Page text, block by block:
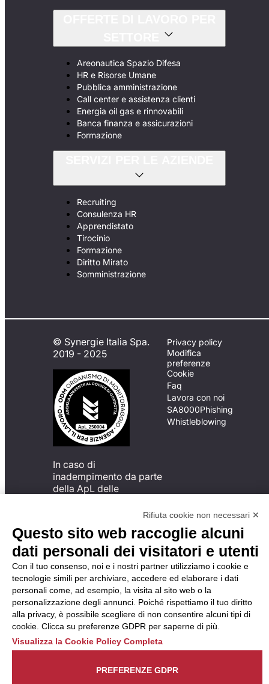
Areonautica Spazio Difesa
HR e Risorse Umane
Pubblica amministrazione
Call center e assistenza clienti
Energia oil gas e rinnovabili
Banca finanza e assicurazioni
Formazione
Recruiting
Consulenza HR
Apprendistato
Tirocinio
Formazione
Diritto Mirato
Somministrazione
© Synergie Italia Spa.
2019 - 2025
In caso di
inadempimento da parte
della ApL delle
del Codice di Condotta, è
possibile presentare un
reclamo
all’Organismo di
Monitoraggio utilizzando
una delle modalità
descritte al seguente
indirizzo web
https://odm-
agenzielavoro.it/reclami/ .
Privacy policy
Modifica
preferenze
Cookie
Faq
Lavora con noi
SA8000Phishing
Whistleblowing
Rifiuta cookie non necessari ✕
Questo sito web raccoglie alcuni
dati personali dei visitatori e utenti
Con il tuo consenso, noi e i nostri partner utilizziamo i cookie e
tecnologie simili per archiviare, accedere ed elaborare i dati
personali come, ad esempio, la visita al sito web o la
personalizzazione degli annunci. Poiché rispettiamo il tuo diritto
alla privacy, è possibile scegliere di non consentire alcuni tipi di
cookie. Clicca su preferenze GDPR per saperne di più.
Visualizza la Cookie Policy Completa
PREFERENZE GDPR